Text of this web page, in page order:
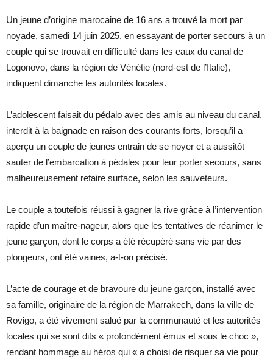
Un jeune d’origine marocaine de 16 ans a trouvé la mort par
noyade, samedi 14 juin 2025, en essayant de porter secours à un
couple qui se trouvait en difficulté dans les eaux du canal de
Logonovo, dans la région de Vénétie (nord-est de l’Italie),
indiquent dimanche les autorités locales.
L’adolescent faisait du pédalo avec des amis au niveau du canal,
interdit à la baignade en raison des courants forts, lorsqu’il a
aperçu un couple de jeunes entrain de se noyer et a aussitôt
sauter de l’embarcation à pédales pour leur porter secours, sans
malheureusement refaire surface, selon les sauveteurs.
Le couple a toutefois réussi à gagner la rive grâce à l’intervention
rapide d’un maître-nageur, alors que les tentatives de réanimer le
jeune garçon, dont le corps a été récupéré sans vie par des
plongeurs, ont été vaines, a-t-on précisé.
L’acte de courage et de bravoure du jeune garçon, installé avec
sa famille, originaire de la région de Marrakech, dans la ville de
Rovigo, a été vivement salué par la communauté et les autorités
locales qui se sont dits « profondément émus et sous le choc »,
rendant hommage au héros qui « a choisi de risquer sa vie pour